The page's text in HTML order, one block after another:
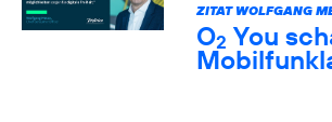
ZITAT WOLFGANG
O2 You